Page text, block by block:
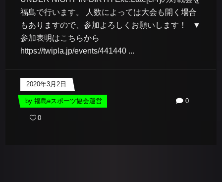
福島で行います。 人数によっては大会も開く場合
もありますので、参加よろしくお願いします！ ▼
参加表明はこちらから
https://twipla.jp/events/441440
2020年3月2日
by福島eスポーツ協会運営 0
0